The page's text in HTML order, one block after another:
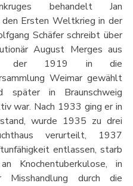
behandelt Jan
Ersten Weltkrieg in der
Schäfer schreibt über
August Merges aus
der 1919 in die
Weimar gewählt
später in Braunschweig
war. Nach 1933 ging er in
wurde 1935 zu drei
verurteilt, 1937
entlassen, starb
Knochentuberkulose, in
Misshandlung durch die